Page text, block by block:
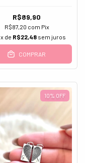
R$89,90
R$87,20 com Pix
x de R$22,48 sem juros
COMPRAR
10% OFF